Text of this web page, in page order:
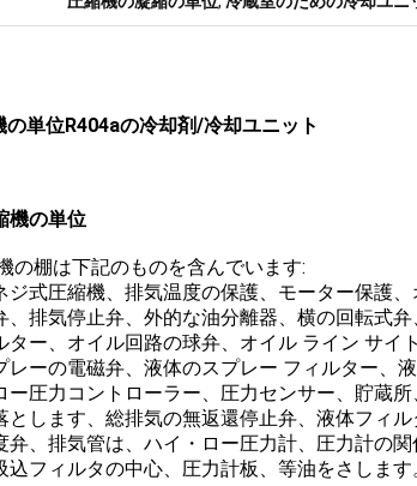
単位R404aの冷却剤/冷却ユニット
機の単位
の棚は下記のものを含んでいます:
ジ式圧縮機、排気温度の保護、モーター保護
、排気停止弁、外的な油分離器、横の回転式
ター、オイル回路の球弁、オイル ライン サ
レーの電磁弁、液体のスプレー フィルター、
ー圧力コントローラー、圧力センサー、貯蔵
とします、総排気の無返還停止弁、液体フィ
弁、排気管は、ハイ・ロー圧力計、圧力計の
込フィルタの中心、圧力計板、等油をさします